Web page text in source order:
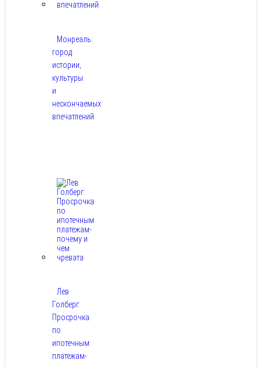
Монреаль:
город
истории,
культуры
и
нескончаемых
впечатлений
Лев
Голберг:
Просрочка
по
ипотечным
платежам-